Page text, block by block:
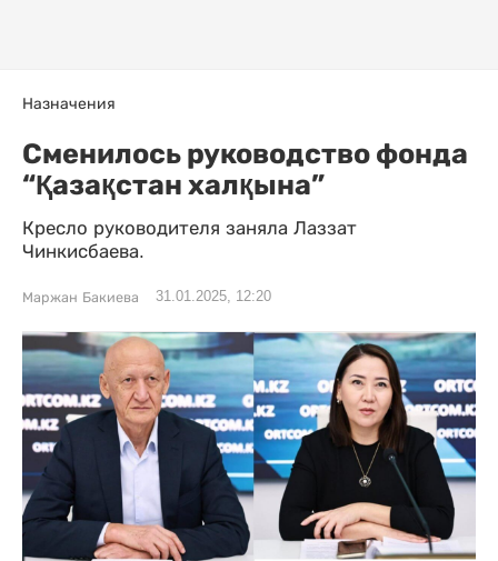
Назначения
Сменилось руководство фонда
“Қазақстан халқына”
Кресло руководителя заняла Лаззат
Чинкисбаева.
Маржан Бакиева 31.01.2025, 12:20